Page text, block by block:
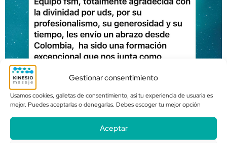
Gestionar consentimiento
Usamos cookies, galletas de consentimiento, así tu experiencia de usuaria es
mejor. Puedes aceptarlas o denegarlas. Debes escoger tu mejor opción
Aceptar